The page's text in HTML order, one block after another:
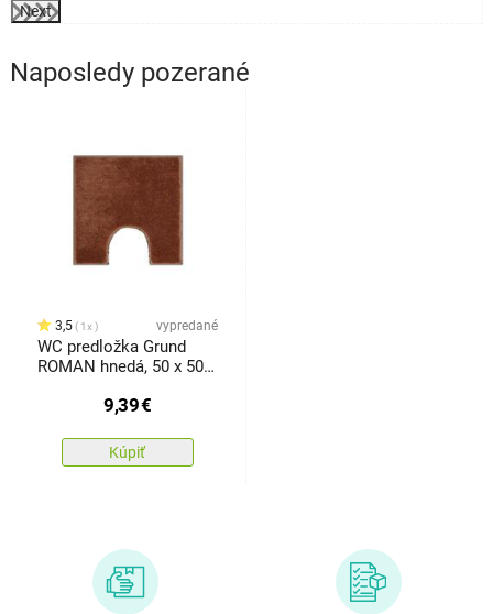
Next
Naposledy pozerané
3,5 1x vypredané
WC predložka Grund
ROMAN hnedá, 50 x 50
9,39€
Kúpiť